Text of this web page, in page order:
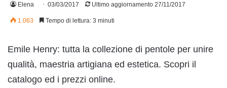
Elena 03/03/2017 Ultimo aggiornamento 27/11/2017
1.063 Tempo di lettura: 3 minuti
Emile Henry: tutta la collezione di pentole per unire
qualità, maestria artigiana ed estetica. Scopri il
catalogo ed i prezzi online.